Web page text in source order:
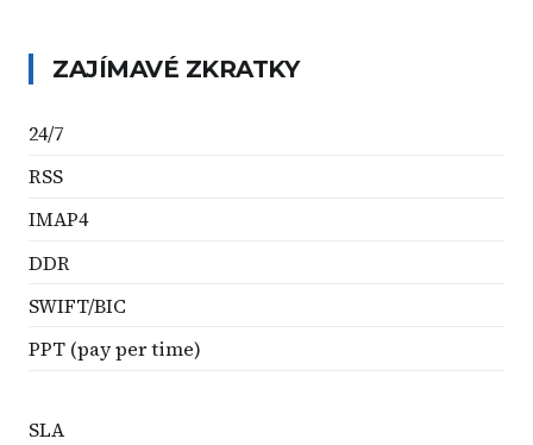
ZAJÍMAVÉ ZKRATKY
24/7
RSS
IMAP4
DDR
SWIFT/BIC
PPT (pay per time)
SLA